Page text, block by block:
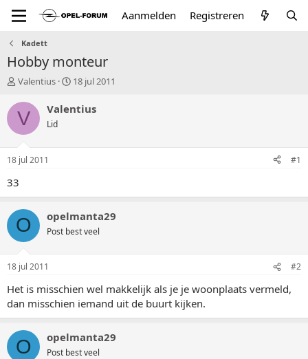
Aanmelden Registreren
Kadett
Hobby monteur
T
p
i
t
a
r
r
Valentius
S
a
18 jul 2011
V Valentius
Lid
18 jul 2011 #1
33
O opelmanta29
Post best veel
18 jul 2011 #2
Het is misschien wel makkelijk als je je woonplaats vermeld,
dan misschien iemand uit de buurt kijken.
O opelmanta29
Post best veel